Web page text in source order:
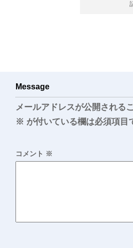
Message
メールアドレスが公開される
※ が付いている欄は必須項目
コメント ※